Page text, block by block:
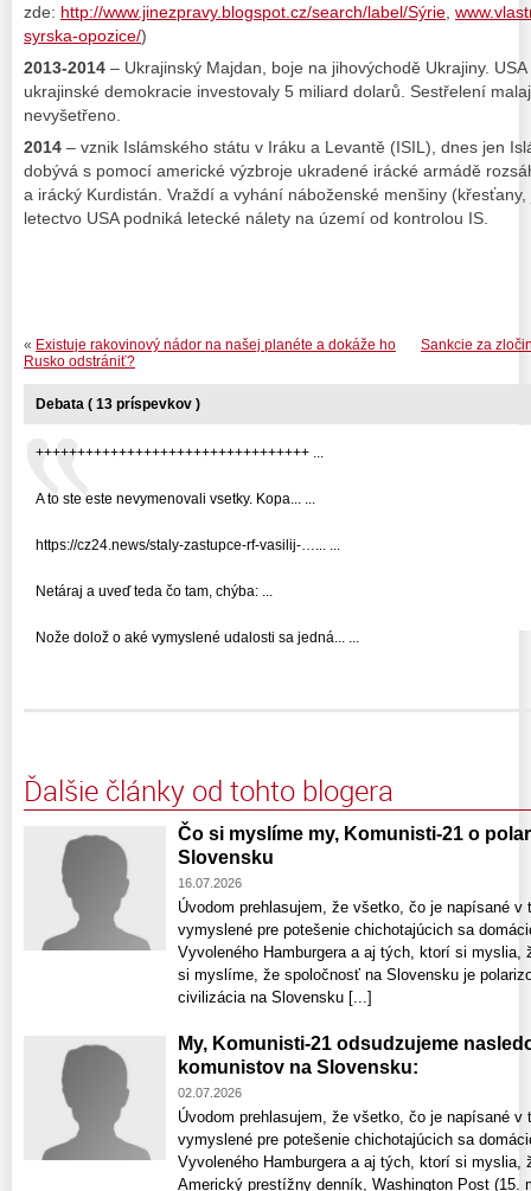
zde: http://www.jinezpravy.blogspot.cz/search/label/Sýrie
syrska-opozice/)
2013-2014 – Ukrajinský Majdan, boje na jihovýchodě Ukrajiny.
ukrajinské demokracie investovaly 5 miliard dolarů. Sestřelení
nevyšetřeno.
2014 – vznik Islámského státu v Iráku a Levantě (ISIL), dnes jen
dobývá s pomocí americké výzbroje ukradené irácké armádě
a irácký Kurdistán. Vraždí a vyhání náboženské menšiny
letectvo USA podniká letecké nálety na území od kontrolou IS.
Sankcie za
« Existuje rakovinový nádor na našej planéte a dokáže ho
Rusko odstrániť?
Debata ( 13 príspevkov )
+++++++++++++++++++++++++++++++++ ...
A to ste este nevymenovali vsetky. Kopa... ...
https://cz24.news/staly-zastupce-rf-vasilij-…... ...
Netáraj a uveď teda čo tam, chýba: ...
Nože dolož o aké vymyslené udalosti sa jedná... ...
Ďalšie články od tohto blogera
Čo si myslíme my, Komunisti-21 o
Slovensku
16.07.2026
Úvodom prehlasujem, že všetko, čo je napísané
vymyslené pre potešenie chichotajúcich sa
Vyvoleného Hamburgera a aj tých, ktorí si
si myslíme, že spoločnosť na Slovensku je
civilizácia na Slovensku [...]
My, Komunisti-21 odsudzujeme
komunistov na Slovensku:
02.07.2026
Úvodom prehlasujem, že všetko, čo je napísané
vymyslené pre potešenie chichotajúcich sa
Vyvoleného Hamburgera a aj tých, ktorí si myslia,
Americký prestížny denník, Washington Post (15.